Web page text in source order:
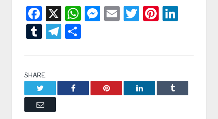
Facebook
X WhatsApp
Messenger
EmailTwitter
TumblrTelegram
SHARE.
Facebook Pinterest LinkedIn Tumblr
Email